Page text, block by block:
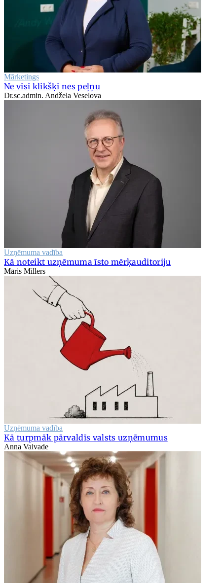
Mārketings
Ne visi klikšķi nes peļņu
Dr.sc.admin. Andžela Veselova
Uzņēmuma vadība
Kā noteikt uzņēmuma īsto mērķauditoriju
Māris Millers
Uzņēmuma vadība
Kā turpmāk pārvaldīs valsts uzņēmumus
Anna Vaivade